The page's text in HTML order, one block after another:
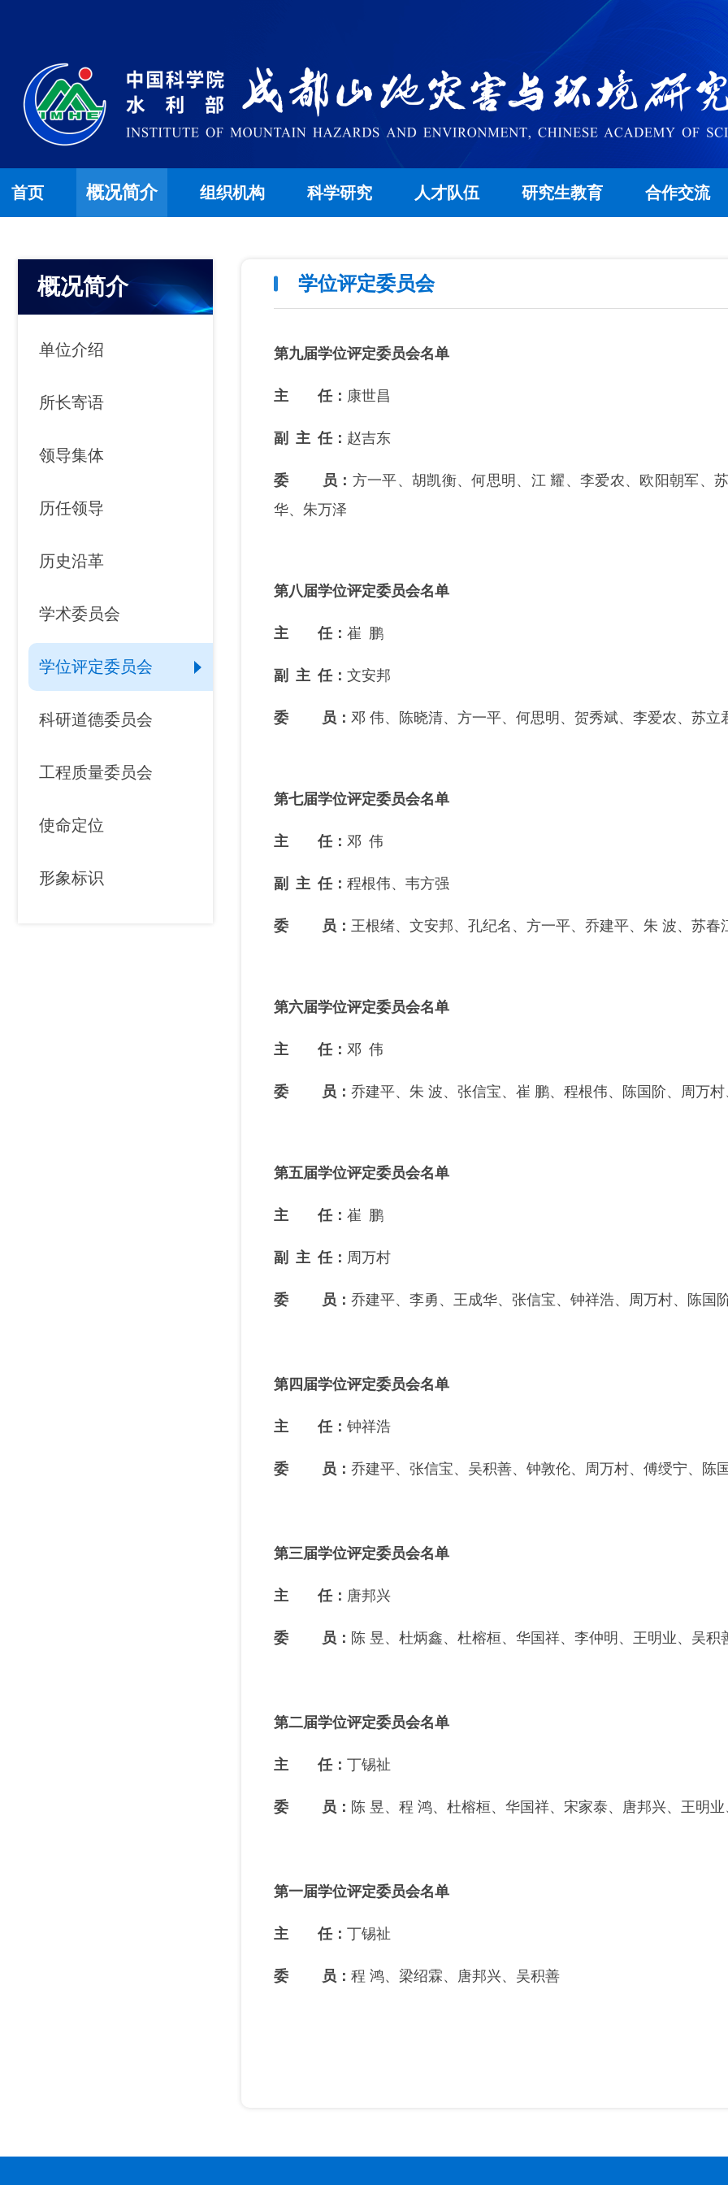
首页 概况简介 组织机构 科学研究 人才队伍 研究生教育 合作交流
概况简介
单位介绍
所长寄语
领导集体
历任领导
历史沿革
学术委员会
学位评定委员会
科研道德委员会
工程质量委员会
使命定位
形象标识
学位评定委员会
第九届学位评定委员会名单
主 任： 康世昌
副 主 任： 赵吉东
委 员 ： 方一平、胡凯衡、何思明、江 耀、李爱农、欧阳朝军、
华、朱万泽
第八届学位评定委员会名单
主 任： 崔 鹏
副 主 任： 文安邦
委 员 ： 邓 伟、陈晓清、方一平、何思明、贺秀斌、李爱农、苏
第七届学位评定委员会名单
主 任： 邓 伟
副 主 任： 程根伟、韦方强
委 员 ： 王根绪、文安邦、孔纪名、方一平、乔建平、朱 波、苏
第六届学位评定委员会名单
主 任： 邓 伟
委 员 ： 乔建平、朱 波、张信宝、崔 鹏、程根伟、陈国阶、周万
第五届学位评定委员会名单
主 任： 崔 鹏
副 主 任： 周万村
委 员 ： 乔建平、李勇、王成华、张信宝、 钟祥浩、 周万村、 陈国
第四届学位评定委员会名单
主 任： 钟祥浩
委 员 ： 乔建平、张信宝、 吴积善、 钟敦伦、 周万村、 傅绶宁、 陈
第三届学位评定委员会名单
主 任： 唐邦兴
委 员 ： 陈 昱、杜炳鑫、杜榕桓、华国祥、李仲明、王明业、吴积
第二届学位评定委员会名单
主 任： 丁锡祉
委 员 ： 陈 昱、程 鸿、杜榕桓、华国祥、宋家泰、唐邦兴、王明
第一届学位评定委员会名单
主 任： 丁锡祉
委 员 ： 程 鸿、 梁绍霖、唐邦兴、 吴积善